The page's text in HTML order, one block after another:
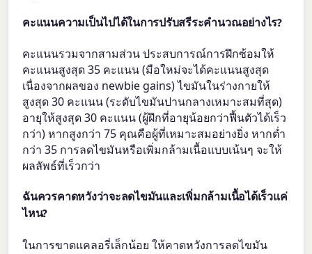
คะแนนความเป็นไปได้ในการปรับสรีระคำนวณอย่างไร?
คะแนนรวมจากสามส่วน ประสบการณ์การฝึกซ้อมให้
คะแนนสูงสุด 35 คะแนน (มือใหม่จะได้คะแนนสูงสุด
เนื่องจากผลของ newbie gains) ไขมันในร่างกายให้
สูงสุด 30 คะแนน (ระดับไขมันปานกลางเหมาะสมที่สุด)
อายุให้สูงสุด 30 คะแนน (ผู้ฝึกที่อายุน้อยกว่าฟื้นตัวได้เร็ว
กว่า) หากสูงกว่า 75 คุณคือผู้ที่เหมาะสมอย่างยิ่ง หากต่ำ
กว่า 35 การลดไขมันหรือเพิ่มกล้ามเนื้อแบบเน้นๆ จะให้
ผลลัพธ์ที่เร็วกว่า
ฉันควรคาดหวังว่าจะลดไขมันและเพิ่มกล้ามเนื้อได้เร็วแค่
ไหน?
ในการขาดแคลอรี่เล็กน้อย ให้คาดหวังการลดไขมัน